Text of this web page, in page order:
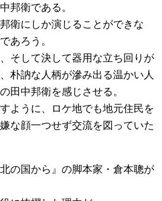
邦衛である。
衛にしか演じることができな
あろう。
そして決して器用な立ち回りが
朴訥な人柄が滲み出る温かい人
田中邦衛を感じさせる。
ように、ロケ地でも地元住民を
な顔一つせず交流を図っていた
の国から』の脚本家・倉本聰が